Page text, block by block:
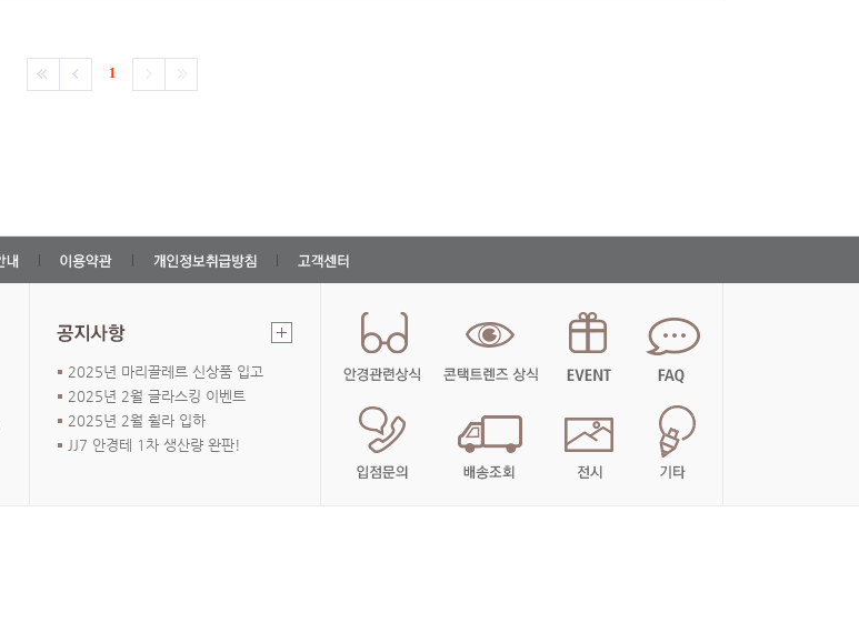
1
2025년 마리끌레르 신상품 입고
2025년 2월 글라스킹 이벤트
2025년 2월 휠라 입하
JJ7 안경테 1차 생산량 완판!